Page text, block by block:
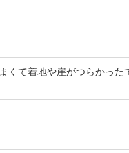
くて着地や崖がつらかった